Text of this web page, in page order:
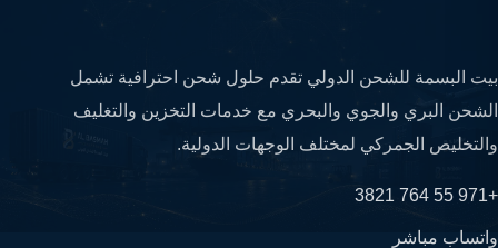
بيت البسمة للشحن الدولي تقدم حلول شحن احترافية تشمل
الشحن البري والجوي والبحري مع خدمات التخزين والتغليف
والتخليص الجمركي لمختلف الوجهات الدولية.
+971 55 764 3821
واتساب مباشر